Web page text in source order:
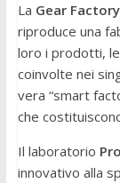
La Gear Factory
riproduce una
loro i prodotti,
coinvolte nei
vera “smart
che
Il laboratorio
innovativo alla